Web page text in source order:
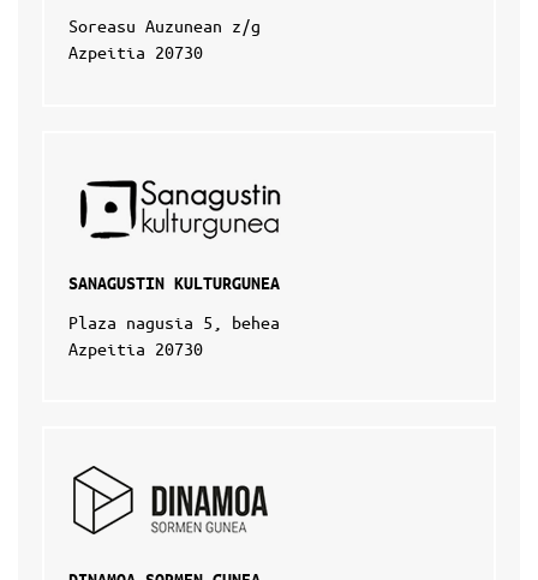
Soreasu Auzunean z/g
Azpeitia 20730
SANAGUSTIN KULTURGUNEA
Plaza nagusia 5, behea
Azpeitia 20730